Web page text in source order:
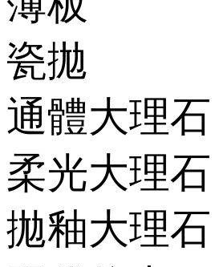
瓷拋
通體大理石
柔光大理石
拋釉大理石